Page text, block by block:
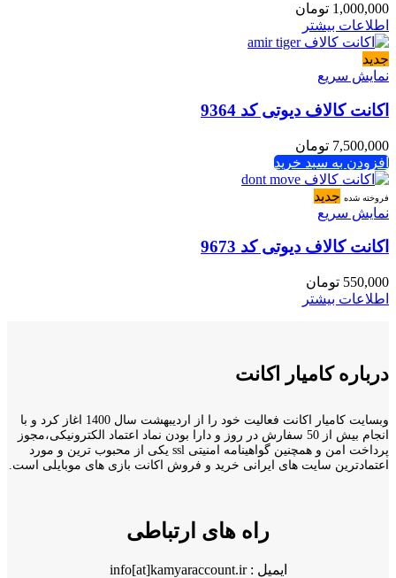
1,000,000 تومان
اطلاعات بیشتر
جدید
نمایش سریع
اکانت کالاف دیوتی کد 9364
7,500,000 تومان
افزودن به سبد خرید
فروخته شده جدید
نمایش سریع
اکانت کالاف دیوتی کد 9673
550,000 تومان
اطلاعات بیشتر
درباره کامیار اکانت
وبسایت کامیار اکانت فعالیت خود را از اردیبهشت سال 1400 اغاز کرد و با
انجام بیش از 50 سفارش در روز و دارا بودن نماد اعتماد الکترونیکی،مجوز
پرداخت امن و همچنین گواهینامه امنیتی ssl یکی از محبوب ترین و مورد
اعتمادترین سایت های ایرانی خرید و فروش اکانت بازی های موبایلی است.
راه های ارتباطی
ایمیل : info[at]kamyaraccount.ir